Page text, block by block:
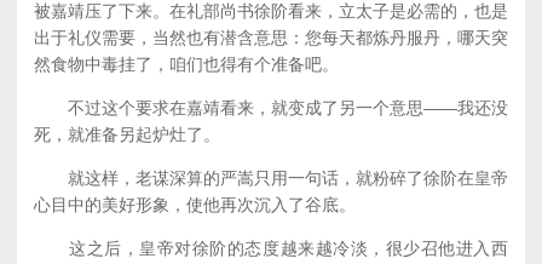
被嘉靖压了下来。在礼部尚书徐阶看来，立太子是必需的，也是
出于礼仪需要，当然也有潜含意思：您每天都炼丹服丹，哪天突
然食物中毒挂了，咱们也得有个准备吧。
不过这个要求在嘉靖看来，就变成了另一个意思——我还没
死，就准备另起炉灶了。
就这样，老谋深算的严嵩只用一句话，就粉碎了徐阶在皇帝
心目中的美好形象，使他再次沉入了谷底。
这之后，皇帝对徐阶的态度越来越冷淡，很少召他进入西